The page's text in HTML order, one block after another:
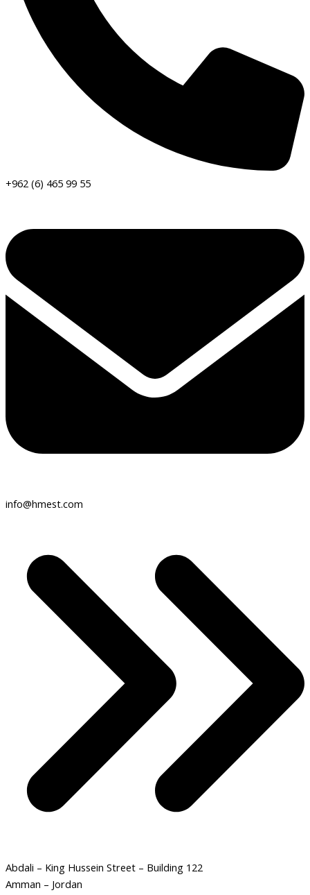
+962 (6) 465 99 55
info@hmest.com
Abdali – King Hussein Street – Building 122
Amman – Jordan